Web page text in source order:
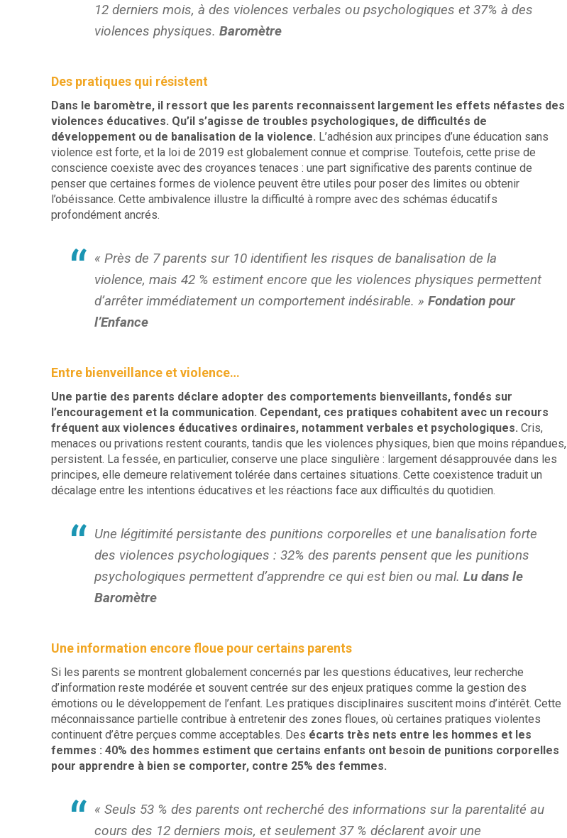
12 derniers mois, à des violences verbales ou psychologiques et 37% à des
violences physiques. Baromètre
Des pratiques qui résistent
Dans le baromètre, il ressort que les parents reconnaissent largement les effets néfastes des
violences éducatives. Qu’il s’agisse de troubles psychologiques, de difficultés de
développement ou de banalisation de la violence. L’adhésion aux principes d’une éducation sans
violence est forte, et la loi de 2019 est globalement connue et comprise. Toutefois, cette prise de
conscience coexiste avec des croyances tenaces : une part significative des parents continue de
penser que certaines formes de violence peuvent être utiles pour poser des limites ou obtenir
l’obéissance. Cette ambivalence illustre la difficulté à rompre avec des schémas éducatifs
profondément ancrés.
« Près de 7 parents sur 10 identifient les risques de banalisation de la
violence, mais 42 % estiment encore que les violences physiques permettent
d’arrêter immédiatement un comportement indésirable. » Fondation pour
l’Enfance
Entre bienveillance et violence…
Une partie des parents déclare adopter des comportements bienveillants, fondés sur
l’encouragement et la communication. Cependant, ces pratiques cohabitent avec un recours
fréquent aux violences éducatives ordinaires, notamment verbales et psychologiques. Cris,
menaces ou privations restent courants, tandis que les violences physiques, bien que moins répandues,
persistent. La fessée, en particulier, conserve une place singulière : largement désapprouvée dans les
principes, elle demeure relativement tolérée dans certaines situations. Cette coexistence traduit un
décalage entre les intentions éducatives et les réactions face aux difficultés du quotidien.
Une légitimité persistante des punitions corporelles et une banalisation forte
des violences psychologiques : 32% des parents pensent que les punitions
psychologiques permettent d’apprendre ce qui est bien ou mal. Lu dans le
Baromètre
Une information encore floue pour certains parents
Si les parents se montrent globalement concernés par les questions éducatives, leur recherche
d’information reste modérée et souvent centrée sur des enjeux pratiques comme la gestion des
émotions ou le développement de l’enfant. Les pratiques disciplinaires suscitent moins d’intérêt. Cette
méconnaissance partielle contribue à entretenir des zones floues, où certaines pratiques violentes
continuent d’être perçues comme acceptables. Des écarts très nets entre les hommes et les
femmes : 40% des hommes estiment que certains enfants ont besoin de punitions corporelles
pour apprendre à bien se comporter, contre 25% des femmes.
« Seuls 53 % des parents ont recherché des informations sur la parentalité au
cours des 12 derniers mois, et seulement 37 % déclarent avoir une